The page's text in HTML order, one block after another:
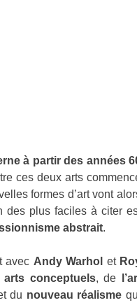
à partir des années
ces deux arts
formes d’art vont
des plus faciles à citer
abstrait.
avec Andy Warhol et
arts conceptuels, de
du nouveau réalisme